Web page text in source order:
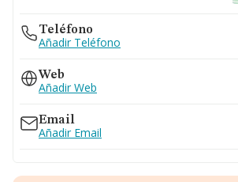
Teléfono
Añadir Teléfono
Web
Añadir Web
Email
Añadir Email